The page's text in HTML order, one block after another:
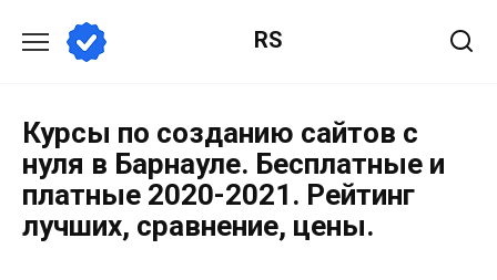
RS
Курсы по созданию сайтов с
нуля в Барнауле. Бесплатные и
платные 2020-2021. Рейтинг
лучших, сравнение, цены.